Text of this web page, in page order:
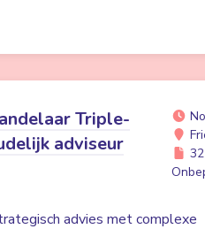
Triple-
adviseur
advies met complexe